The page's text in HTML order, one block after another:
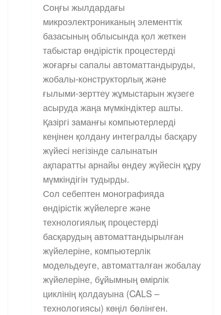
Соңғы жылдардағы
микроэлектрониканың элементтік
базасының облысында қол жеткен
табыстар өндірістік процестерді
жоғарғы сапалы автоматтандыруды,
жобалы-конструкторлық және
ғылыми-зерттеу жұмыстарын жүзеге
асыруда жаңа мүмкіндіктер ашты.
Қазіргі заманғы компьютерлерді
кеңінен қолдану интегралды басқару
жүйесі негізінде салынатын
ақпаратты арнайы өндеу жүйесін құру
мүмкіндігін тудырды.
Сол себептен монографияда
өндірістік жүйелерге және
технологиялық процестерді
басқарудың автоматтандырылған
жүйелеріне, компьютерлік
модельдеуге, автоматталған жобалау
жүйелеріне, бұйымның өмірлік
циклінің қолдауына (CALS –
технологиясы) көңіл бөлінген.